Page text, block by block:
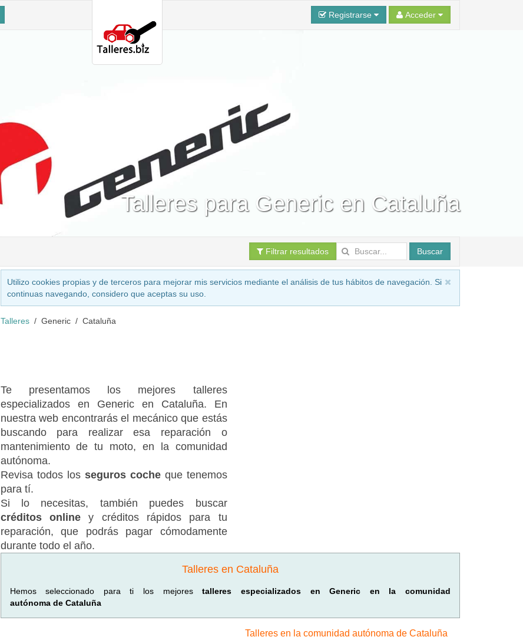
Registrarse Acceder
Talleres para Generic en Cataluña
Filtrar resultados Buscar
Utilizo cookies propias y de terceros para mejorar mis servicios mediante el análisis de tus hábitos de navegación. Si
continuas navegando, considero que aceptas su uso.
Talleres Generic Cataluña
Te presentamos los mejores talleres
especializados en Generic en Cataluña. En
nuestra web encontrarás el mecánico que estás
buscando para realizar esa reparación o
mantenimiento de tu moto, en la comunidad
autónoma.
Revisa todos los seguros cocheque tenemos
para tí.
Si lo necesitas, también puedes buscar
créditos onliney créditos rápidos para tu
reparación, que podrás pagar cómodamente
durante todo el año.
Talleres en Cataluña
Hemos seleccionado para ti los mejorestalleres especializados en Generic en la comunidad
autónoma de Cataluña
Talleres en la comunidad autónoma de Cataluña